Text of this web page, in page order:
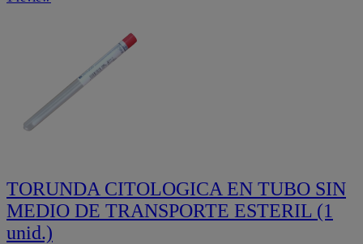
TORUNDA CITOLOGICA EN TUBO SIN
MEDIO DE TRANSPORTE ESTERIL (1
unid.)